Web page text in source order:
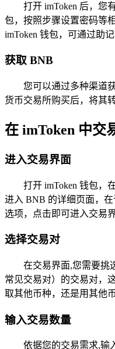
打开 imToken 后，您
包，按照步骤设置密码等
imToken 钱包，可通过助
获取 BNB
您可以通过多种渠道
货币交易所购买后，将其
在 imToken 中交
进入交易界面
打开 imToken 钱包，
进入 BNB 的详细页面，
选项，点击即可进入交易界
选择交易对
在交易界面,您需要挑
常见交易对）的交易对，
取其他币种，还是用其他
输入交易数量
依据您的交易需求,输